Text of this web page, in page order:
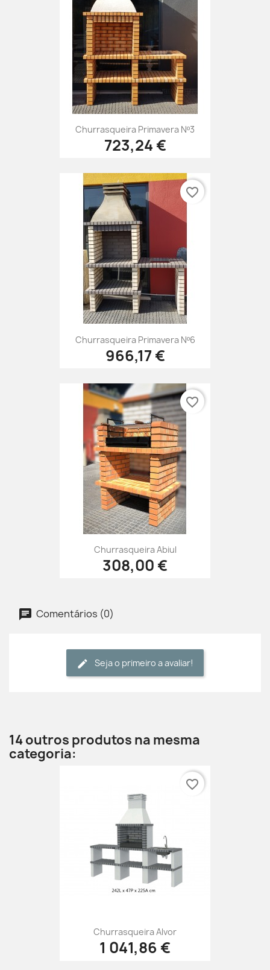
Churrasqueira Primavera Nº3
723,24 €
Churrasqueira Primavera Nº6
966,17 €
favorite_border
Churrasqueira Abiul
308,00 €
favorite_border
Comentários (0)
Seja o primeiro a avaliar!
14 outros produtos na mesma
categoria:
Churrasqueira Alvor
1 041,86 €
favorite_border